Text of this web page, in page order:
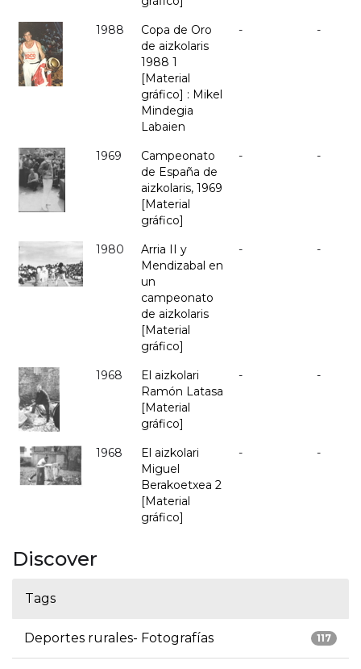
1988
Copa de Oro
de aizkolaris
1988 1
[Material
gráfico] : Mikel
Mindegia
Labaien
- -
1969
Campeonato
de España de
aizkolaris, 1969
[Material
gráfico]
- -
1980
Arria II y
Mendizabal en
un
campeonato
de aizkolaris
[Material
gráfico]
- -
1968
El aizkolari
Ramón Latasa
[Material
gráfico]
- -
1968
El aizkolari
Miguel
Berakoetxea 2
[Material
gráfico]
- -
Discover
Tags
117
Deportes rurales- Fotografías